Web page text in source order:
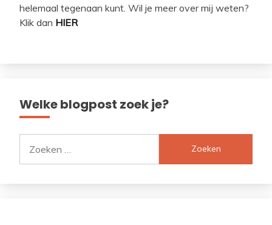
helemaal tegenaan kunt. Wil je meer over mij weten?
Klik dan HIER
Welke blogpost zoek je?
naar: